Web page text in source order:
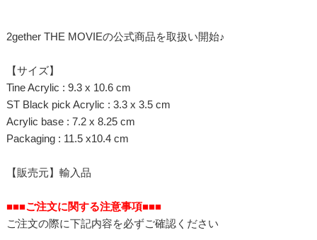
2gether THE MOVIEの公式商品を取扱い開始♪
【サイズ】
Tine Acrylic : 9.3 x 10.6 cm
ST Black pick Acrylic : 3.3 x 3.5 cm
Acrylic base : 7.2 x 8.25 cm
Packaging : 11.5 x10.4 cm
【販売元】輸入品
■■■ご注文に関する注意事項■■■
ご注文の際に下記内容を必ずご確認ください